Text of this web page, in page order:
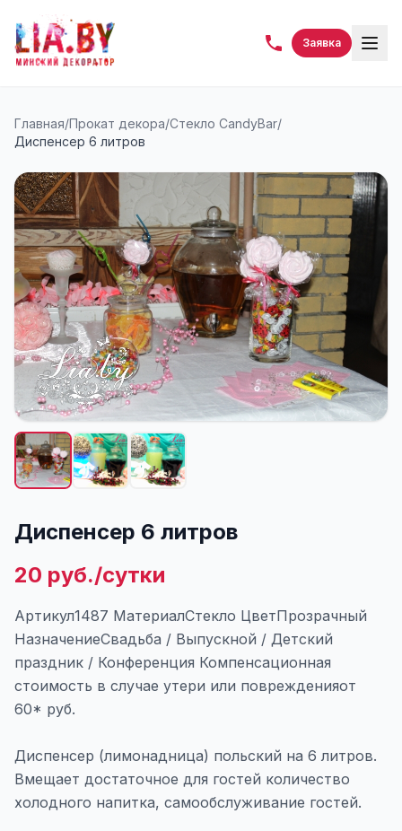
Заявка
Главная/Прокат декора/Стекло CandyBar/
Диспенсер 6 литров
Диспенсер 6 литров
20 руб./сутки
Артикул1487 МатериалСтекло ЦветПрозрачный
НазначениеСвадьба / Выпускной / Детский
праздник / Конференция Компенсационная
стоимость в случае утери или поврежденияот
60* руб.
Диспенсер (лимонадница) польский на 6 литров.
Вмещает достаточное для гостей количество
холодного напитка, самообслуживание гостей.